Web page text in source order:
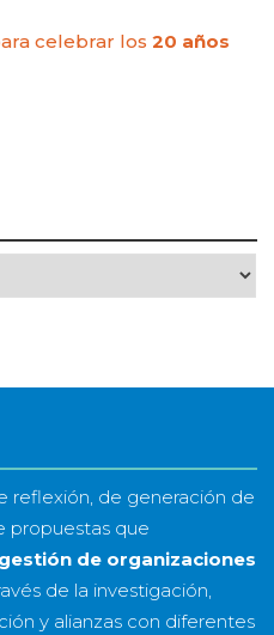
celebrar los 20 años
reflexión, de generación de
propuestas que
de organizaciones
de la investigación,
y alianzas con diferentes